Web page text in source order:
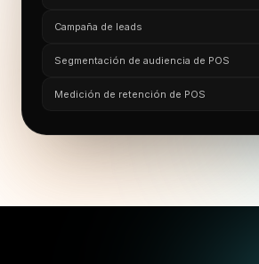
Campaña de leads
Segmentación de audiencia de POS
Medición de retención de POS